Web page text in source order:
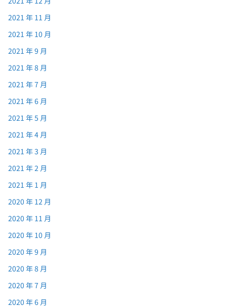
2021 年 11 月
2021 年 10 月
2021 年 9 月
2021 年 8 月
2021 年 7 月
2021 年 6 月
2021 年 5 月
2021 年 4 月
2021 年 3 月
2021 年 2 月
2021 年 1 月
2020 年 12 月
2020 年 11 月
2020 年 10 月
2020 年 9 月
2020 年 8 月
2020 年 7 月
2020 年 6 月